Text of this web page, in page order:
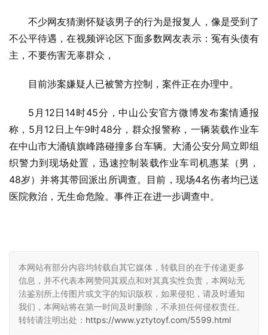
不少网友猜测怀疑该男子的行为是报复人，像是受到了
不公平待遇，在视频评论区下面多数网友表示：冤有头债有
主，不要伤害无辜群众，
目前涉案嫌疑人已被警方控制，案件正在办理中。
5月12日14时45分，中山公安官方微博发布案情通报
称，5月12日上午9时48分，群众报警称，一辆装载作业车
在中山市大涌镇旗峰路碰撞多台车辆。大涌公安分局立即组
织警力到现场处置，迅速控制装载作业车司机惠某（男，
48岁）并将其带回派出所调查。目前，现场4名伤者均已送
医院救治，无生命危险。事件正在进一步调查中。
本网站有部分内容均转载自其它媒体，转载目的在于传递更多
信息，并不代表本网赞同其观点和对其真实性负责，本网站无
法鉴别所上传图片或文字的知识版权，如果侵犯，请及时通知
我们，本网站将在第一时间及时删除，不承担任何侵权责任。
转转请注明出处： https://www.yztytoyf.com/5599.html